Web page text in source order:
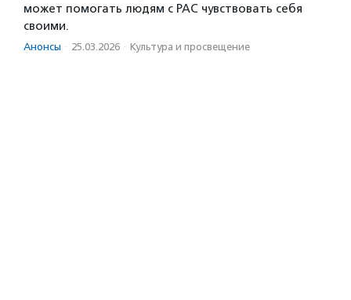
может помогать людям с РАС чувствовать себя
своими.
Анонсы · 25.03.2026 · Культура и просвещение